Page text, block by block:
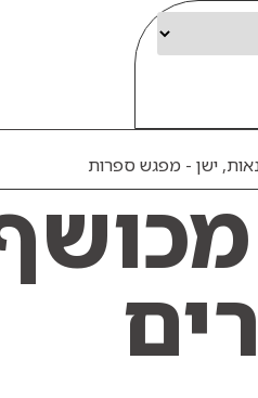
,ישן - מפגש ספרות